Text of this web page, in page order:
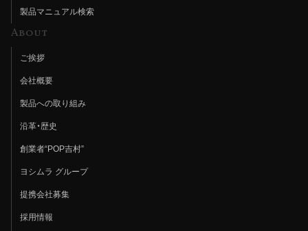
製品マニュアル検索
About
ご挨拶
会社概要
製品への取り組み
沿革・歴史
創業者“POP吉村”
ヨシムラ グループ
提携会社募集
採用情報